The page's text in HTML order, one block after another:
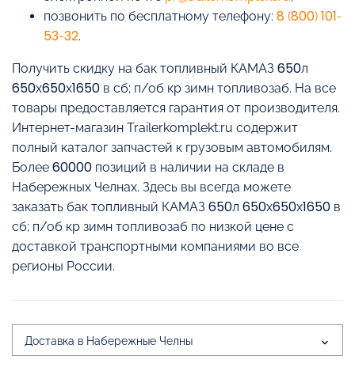
позвонить по бесплатному телефону: 8 (800) 101-
53-32.
Получить скидку на бак топливный КАМАЗ 650л
650х650х1650 в сб; п/об кр зимн топливозаб. На все
товары предоставляется гарантия от производителя.
Интернет-магазин Trailerkomplekt.ru содержит
полный каталог запчастей к грузовым автомобилям.
Более 60000 позиций в наличии на складе в
Набережных Челнах. Здесь вы всегда можете
заказать бак топливный КАМАЗ 650л 650х650х1650 в
сб; п/об кр зимн топливозаб по низкой цене с
доставкой транспортными компаниями во все
регионы России.
Доставка в Набережные Челны